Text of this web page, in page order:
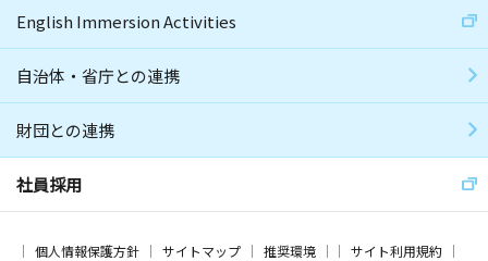
English Immersion Activities
自治体・省庁との連携
財団との連携
社員採用
個人情報保護方針 サイトマップ 推奨環境 サイト利用規約